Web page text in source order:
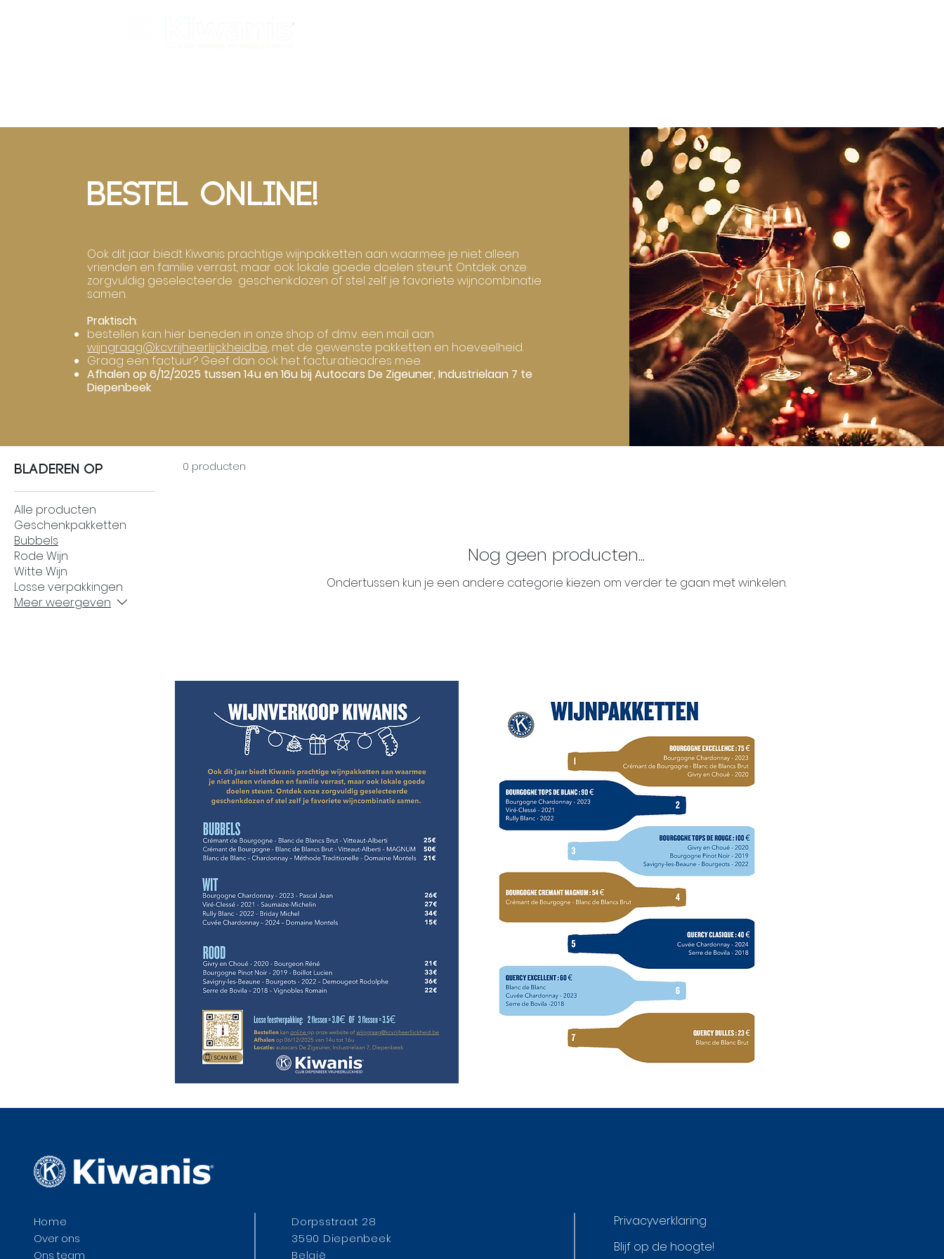
Bestel online!
Ook dit jaar biedt Kiwanis prachtige wijnpakketten aan waarmee je niet alleen
vrienden en familie verrast, maar ook lokale goede doelen steunt. Ontdek onze
zorgvuldig geselecteerde geschenkdozen of stel zelf je favoriete wijncombinatie
samen.
Praktisch:
bestellen kan hier beneden in onze shop of d.m.v. een mail aan
wijngraag@kcvrijheerlijckheid.be, met de gewenste pakketten en hoeveelheid.
Graag een factuur? Geef dan ook het facturatieadres mee.
Afhalen op 6/12/2025 tussen 14u en 16u bij Autocars De Zigeuner, Industrielaan 7 te
Diepenbeek
Bladeren op
Alle producten
Geschenkpakketten
Bubbels
Rode Wijn
Witte Wijn
Losse verpakkingen
Meer weergeven
0 producten
Nog geen producten...
Ondertussen kun je een andere categorie kiezen om verder te gaan met winkelen.
Home
Over ons
Ons team
Dorpsstraat 28
3590 Diepenbeek
België
Privacyverklaring
Blijf op de hoogte!